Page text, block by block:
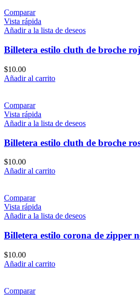
Comparar
Vista rápida
Añadir a la lista de deseos
Billetera estilo cluth de broche
$10.00
Añadir al carrito
Comparar
Vista rápida
Añadir a la lista de deseos
Billetera estilo cluth de broche
$10.00
Añadir al carrito
Comparar
Vista rápida
Añadir a la lista de deseos
Billetera estilo corona de zipper
$10.00
Añadir al carrito
Comparar